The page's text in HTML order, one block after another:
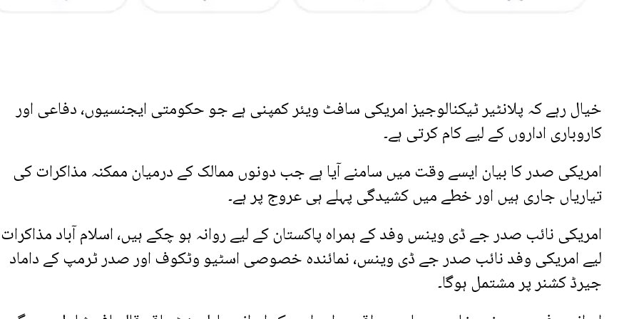
خیال رہے کہ پلانٹیر ٹیکنالوجیز امریکی سافٹ ویئر کمپنی ہے جو حکومتی ایجنسیوں، دفاعی اور
کاروباری اداروں کے لیے کام کرتی ہے۔
امریکی صدر کا بیان ایسے وقت میں سامنے آیا ہے جب دونوں ممالک کے درمیان ممکنہ مذاکرات کی
تیاریاں جاری ہیں اور خطے میں کشیدگی پہلے ہی عروج پر ہے۔
امریکی نائب صدر جے ڈی وینس وفد کے ہمراہ پاکستان کے لیے روانہ ہو چکے ہیں، اسلام آباد
لیے امریکی وفد نائب صدر جے ڈی وینس، نمائندہ خصوصی اسٹیو وٹکوف اور صدر ٹرمپ کے داماد
جیرڈ کشنر پر مشتمل ہوگا۔